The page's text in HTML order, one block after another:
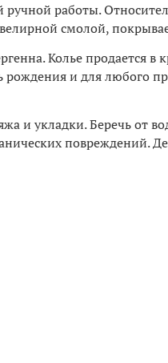
работы.
смолой,
Колье продается
и для любого
и укладки. Беречь от
повреждений.